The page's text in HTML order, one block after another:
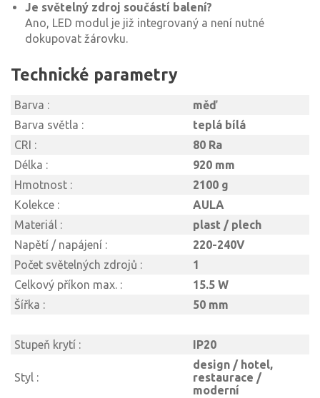
Je světelný zdroj součástí balení?
Ano, LED modul je již integrovaný a není nutné
dokupovat žárovku.
Technické parametry
Barva :
měď
Barva světla :
teplá bílá
CRI :
80 Ra
Délka :
920 mm
Hmotnost :
2100 g
Kolekce :
AULA
Materiál :
plast / plech
Napětí / napájení :
220-240V
Počet světelných zdrojů :
1
Celkový příkon max. :
15.5 W
Šířka :
50 mm
Stupeň krytí : IP20
Styl :
design / hotel,
restaurace /
moderní